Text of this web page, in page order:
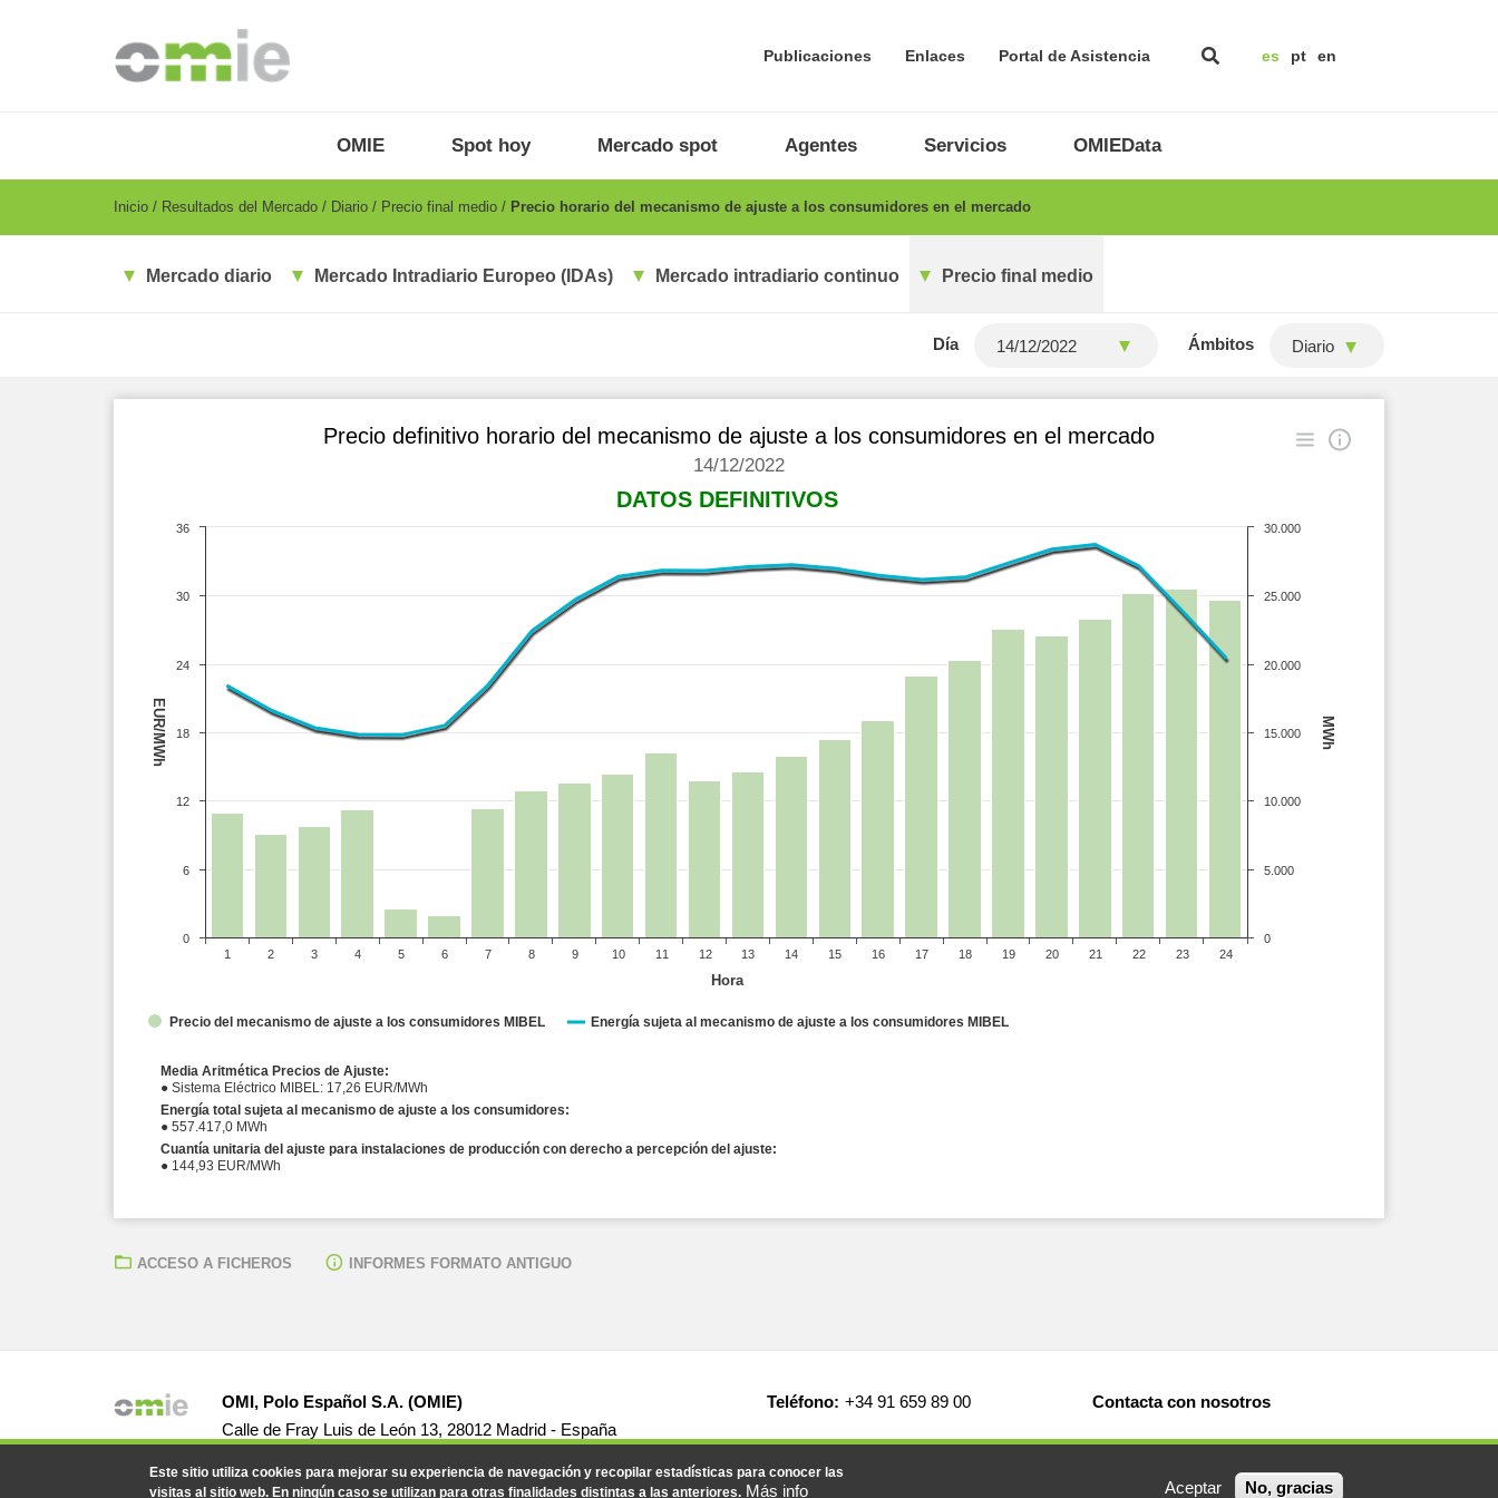
Publicaciones Enlaces Portal de Asistencia es pt en
ES
OMIE Spot hoy Mercado spot Agentes Servicios OMIEData
Breadcrumb
Inicio Resultados del Mercado Diario Precio final medio Precio horario del mecanismo de ajuste a los consumidores en el mercado
Mercado diario Mercado Intradiario Europeo (IDAs) Mercado intradiario continuo Precio final medio
Día Ámbitos Diario
Hora
MWh
EUR/MWh
Media Aritmética Precios de Ajuste:
● Sistema Eléctrico MIBEL: 17,26 EUR/MWh
Energía total sujeta al mecanismo de ajuste a los consumidores:
● 557.417,0 MWh
Cuantía unitaria del ajuste para instalaciones de producción con derecho a percepción del ajuste:
● 144,93 EUR/MWh
DATOS DEFINITIVOS
Precio definitivo horario del mecanismo de ajuste a los consumidores en el mercado
14/12/2022
Precio del mecanismo de ajuste a los consumidores MIBEL Energía sujeta al mecanismo de ajuste a los consumidores MIBEL
1 2 3 4 5 6 7 8 9 10 11 12 13 14 15 16 17 18 19 20 21 22 23 24
0
5.000
10.000
15.000
20.000
25.000
30.000
0
6
12
18
24
30
36
ACCESO A FICHEROS INFORMES FORMATO ANTIGUO
OMI, Polo Español S.A. (OMIE)
Calle de Fray Luis de León 13, 28012 Madrid - España
Teléfono: +34 91 659 89 00 Contacta con nosotros
Este sitio utiliza cookies para mejorar su experiencia de navegación y recopilar estadísticas para conocer las
visitas al sitio web. En ningún caso se utilizan para otras finalidades distintas a las anteriores. Más info Aceptar No, gracias